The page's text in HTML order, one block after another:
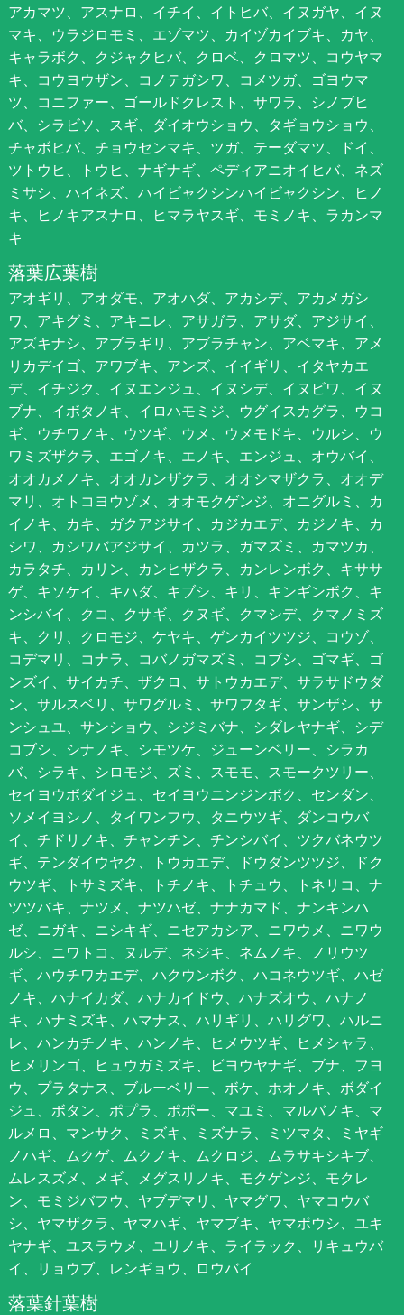
アカマツ、アスナロ、イチイ、イトヒバ、イヌガヤ、イヌ
マキ、ウラジロモミ、エゾマツ、カイヅカイブキ、カヤ、
キャラボク、クジャクヒバ、クロベ、クロマツ、コウヤマ
キ、コウヨウザン、コノテガシワ、コメツガ、ゴヨウマ
ツ、コニファー、ゴールドクレスト、サワラ、シノブヒ
バ、シラビソ、スギ、ダイオウショウ、タギョウショウ、
チャボヒバ、チョウセンマキ、ツガ、テーダマツ、ドイ、
ツトウヒ、トウヒ、ナギナギ、ペディアニオイヒバ、ネズ
ミサシ、ハイネズ、ハイビャクシンハイビャクシン、ヒノ
キ、ヒノキアスナロ、ヒマラヤスギ、モミノキ、ラカンマ
キ
落葉広葉樹
アオギリ、アオダモ、アオハダ、アカシデ、アカメガシ
ワ、アキグミ、アキニレ、アサガラ、アサダ、アジサイ、
アズキナシ、アブラギリ、アブラチャン、アベマキ、アメ
リカデイゴ、アワブキ、アンズ、イイギリ、イタヤカエ
デ、イチジク、イヌエンジュ、イヌシデ、イヌビワ、イヌ
ブナ、イボタノキ、イロハモミジ、ウグイスカグラ、ウコ
ギ、ウチワノキ、ウツギ、ウメ、ウメモドキ、ウルシ、ウ
ワミズザクラ、エゴノキ、エノキ、エンジュ、オウバイ、
オオカメノキ、オオカンザクラ、オオシマザクラ、オオデ
マリ、オトコヨウゾメ、オオモクゲンジ、オニグルミ、カ
イノキ、カキ、ガクアジサイ、カジカエデ、カジノキ、カ
シワ、カシワバアジサイ、カツラ、ガマズミ、カマツカ、
カラタチ、カリン、カンヒザクラ、カンレンボク、キササ
ゲ、キソケイ、キハダ、キブシ、キリ、キンギンボク、キ
ンシバイ、クコ、クサギ、クヌギ、クマシデ、クマノミズ
キ、クリ、クロモジ、ケヤキ、ゲンカイツツジ、コウゾ、
コデマリ、コナラ、コバノガマズミ、コブシ、ゴマギ、ゴ
ンズイ、サイカチ、ザクロ、サトウカエデ、サラサドウダ
ン、サルスベリ、サワグルミ、サワフタギ、サンザシ、サ
ンシュユ、サンショウ、シジミバナ、シダレヤナギ、シデ
コブシ、シナノキ、シモツケ、ジューンベリー、シラカ
バ、シラキ、シロモジ、ズミ、スモモ、スモークツリー、
セイヨウボダイジュ、セイヨウニンジンボク、センダン、
ソメイヨシノ、タイワンフウ、タニウツギ、ダンコウバ
イ、チドリノキ、チャンチン、チンシバイ、ツクバネウツ
ギ、テンダイウヤク、トウカエデ、ドウダンツツジ、ドク
ウツギ、トサミズキ、トチノキ、トチュウ、トネリコ、ナ
ツツバキ、ナツメ、ナツハゼ、ナナカマド、ナンキンハ
ゼ、ニガキ、ニシキギ、ニセアカシア、ニワウメ、ニワウ
ルシ、ニワトコ、ヌルデ、ネジキ、ネムノキ、ノリウツ
ギ、ハウチワカエデ、ハクウンボク、ハコネウツギ、ハゼ
ノキ、ハナイカダ、ハナカイドウ、ハナズオウ、ハナノ
キ、ハナミズキ、ハマナス、ハリギリ、ハリグワ、ハルニ
レ、ハンカチノキ、ハンノキ、ヒメウツギ、ヒメシャラ、
ヒメリンゴ、ヒュウガミズキ、ビヨウヤナギ、ブナ、フヨ
ウ、プラタナス、ブルーベリー、ボケ、ホオノキ、ボダイ
ジュ、ボタン、ポプラ、ポポー、マユミ、マルバノキ、マ
ルメロ、マンサク、ミズキ、ミズナラ、ミツマタ、ミヤギ
ノハギ、ムクゲ、ムクノキ、ムクロジ、ムラサキシキブ、
ムレスズメ、メギ、メグスリノキ、モクゲンジ、モクレ
ン、モミジバフウ、ヤブデマリ、ヤマグワ、ヤマコウバ
シ、ヤマザクラ、ヤマハギ、ヤマブキ、ヤマボウシ、ユキ
ヤナギ、ユスラウメ、ユリノキ、ライラック、リキュウバ
イ、リョウブ、レンギョウ、ロウバイ
落葉針葉樹